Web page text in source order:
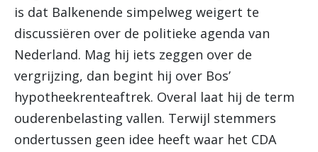
is dat Balkenende simpelweg weigert te
discussiëren over de politieke agenda van
Nederland. Mag hij iets zeggen over de
vergrijzing, dan begint hij over Bos’
hypotheekrenteaftrek. Overal laat hij de term
ouderenbelasting vallen. Terwijl stemmers
ondertussen geen idee heeft waar het CDA